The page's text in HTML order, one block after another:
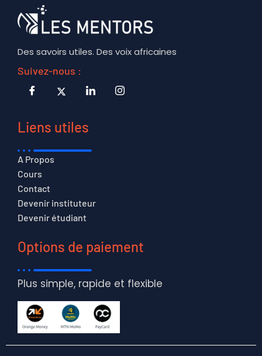
Des savoirs utiles. Des voix africaines
Suivez-nous :
Liens utiles
A Propos
Cours
Contact
Devenir instituteur
Devenir étudiant
Options de paiement
Plus simple, rapide et flexible